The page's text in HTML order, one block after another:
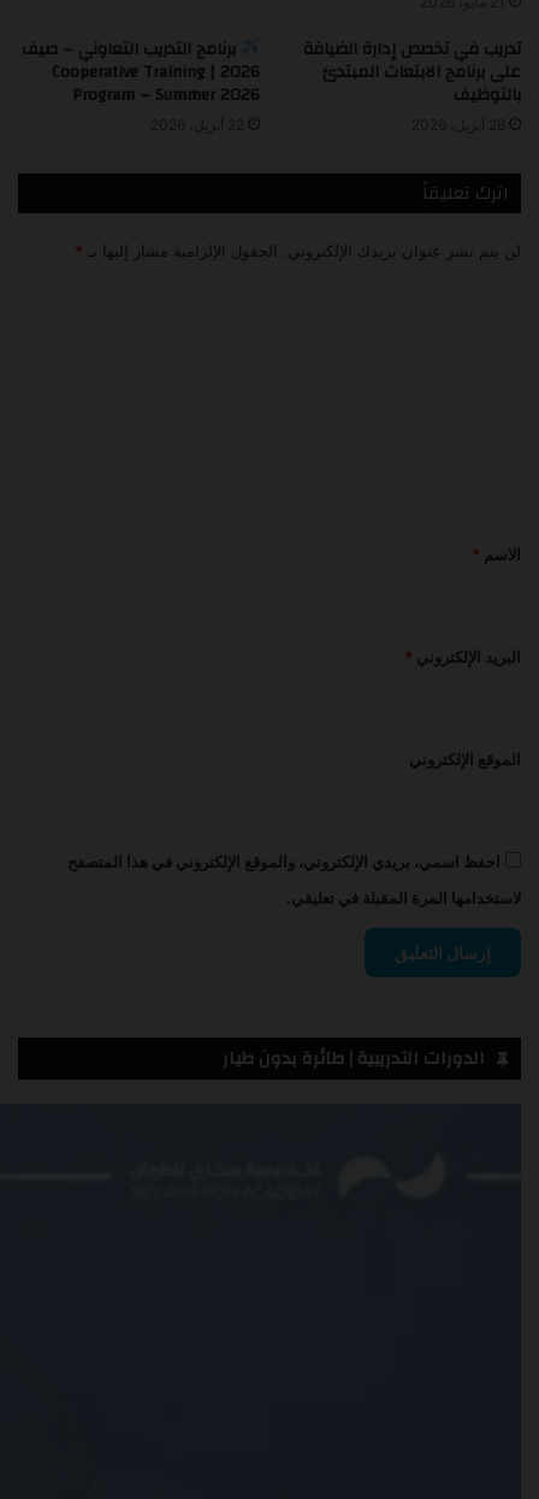
تدريب في تخصص إدارة الضيافة
على برنامج الابتعاث المبتدئ
بالتوظيف
برنامج التدريب التعاوني – صيف
2026 | Cooperative Training
Program – Summer 2026
اترك تعليقاً
لن يتم نشر عنوان بريدك الإلكتروني. الحقول الإلزامية مشار إليها بـ *
*الاسم *
البريد الإلكتروني *
الموقع الإلكتروني
احفظ اسمي، بريدي الإلكتروني، والموقع الإلكتروني في هذا المتصفح
لاستخدامها المرة المقبلة في تعليقي.
الدورات التدريبية | طائرة بدون طيار